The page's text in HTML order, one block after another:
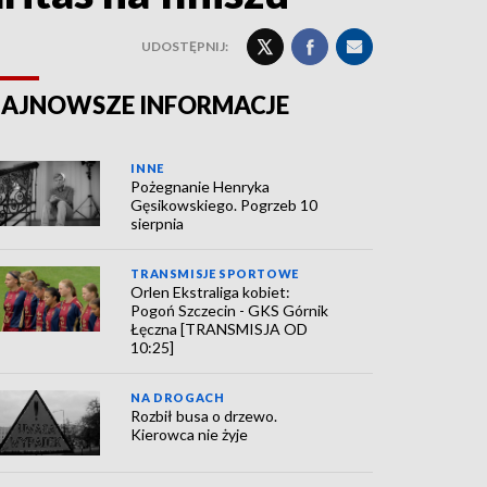
UDOSTĘPNIJ:
INFORMACJE
INNE
Pożegnanie Henryka
Gęsikowskiego. Pogrzeb 10
sierpnia
TRANSMISJE SPORTOWE
Orlen Ekstraliga kobiet:
Pogoń Szczecin - GKS Górnik
Łęczna [TRANSMISJA OD
10:25]
NA DROGACH
Rozbił busa o drzewo.
Kierowca nie żyje